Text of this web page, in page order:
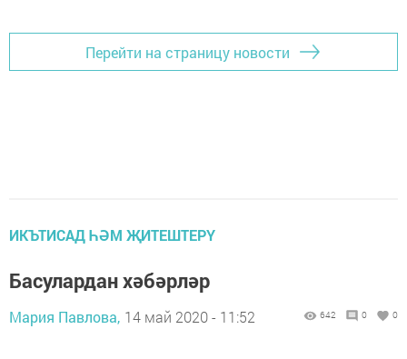
Перейти на страницу новости
ИКЪТИСАД ҺӘМ ҖИТЕШТЕРҮ
Басулардан хәбәрләр
Мария Павлова, 14 май 2020 - 11:52 642 0 0